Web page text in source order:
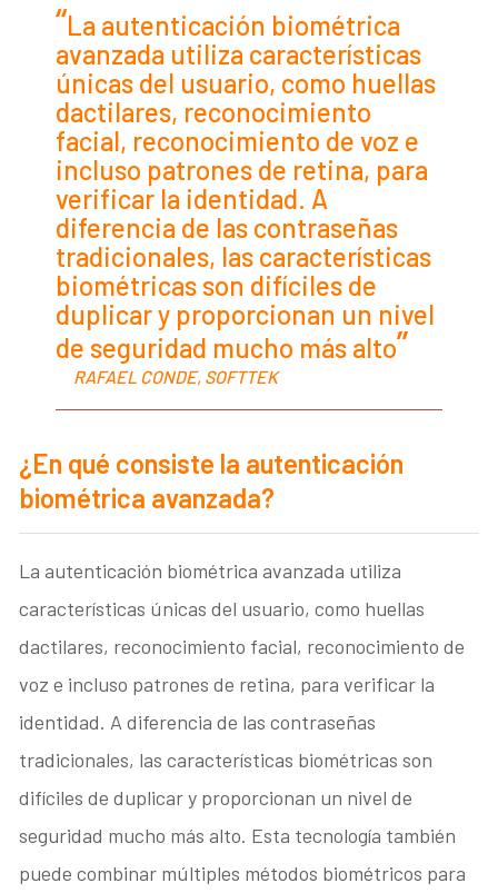
La autenticación biométrica
avanzada utiliza características
únicas del usuario, como huellas
dactilares, reconocimiento
facial, reconocimiento de voz e
incluso patrones de retina, para
verificar la identidad. A
diferencia de las contraseñas
tradicionales, las características
biométricas son difíciles de
duplicar y proporcionan un nivel
de seguridad mucho más alto
RAFAEL CONDE, SOFTTEK
¿En qué consiste la autenticación
biométrica avanzada?
La autenticación biométrica avanzada utiliza
características únicas del usuario, como huellas
dactilares, reconocimiento facial, reconocimiento de
voz e incluso patrones de retina, para verificar la
identidad. A diferencia de las contraseñas
tradicionales, las características biométricas son
difíciles de duplicar y proporcionan un nivel de
seguridad mucho más alto. Esta tecnología también
puede combinar múltiples métodos biométricos para